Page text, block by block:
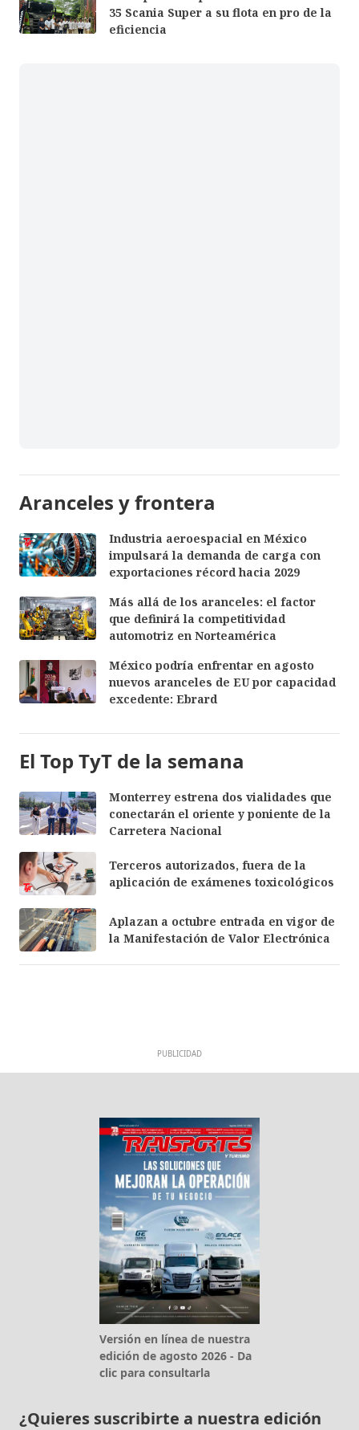
35 Scania Super a su flota en pro de la
eficiencia
Aranceles y frontera
Industria aeroespacial en México
impulsará la demanda de carga con
exportaciones récord hacia 2029
Más allá de los aranceles: el factor
que definirá la competitividad
automotriz en Norteamérica
México podría enfrentar en agosto
nuevos aranceles de EU por capacidad
excedente: Ebrard
El Top TyT de la semana
Monterrey estrena dos vialidades que
conectarán el oriente y poniente de la
Carretera Nacional
Terceros autorizados, fuera de la
aplicación de exámenes toxicológicos
Aplazan a octubre entrada en vigor de
la Manifestación de Valor Electrónica
PUBLICIDAD
Versión en línea de nuestra
edición de agosto 2026 - Da
clic para consultarla
¿Quieres suscribirte a nuestra edición